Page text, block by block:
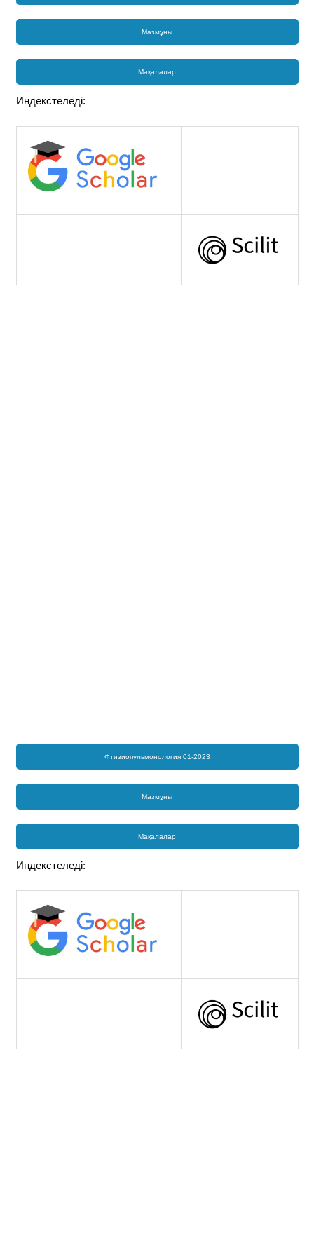
Мазмұны
Мақалалар
Индекстеледі:
Фтизиопульмонология 01-2023
Мазмұны
Мақалалар
Индекстеледі: